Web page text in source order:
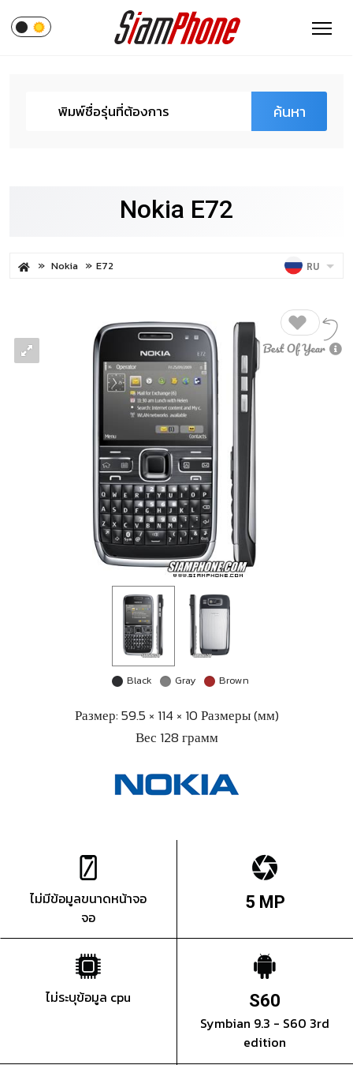
ค้นหา
Nokia E72
Nokia E72 RU
Black Gray Brown
Размер: 59.5 × 114 × 10 Размеры (мм)
Вес 128 грамм
ไม่มีข้อมูลขนาดหน้าจอ
จอ
5 MP
ไม่ระบุข้อมูล cpu S60
Symbian 9.3 - S60 3rd
edition